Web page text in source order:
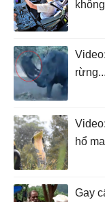
hổ
Gay